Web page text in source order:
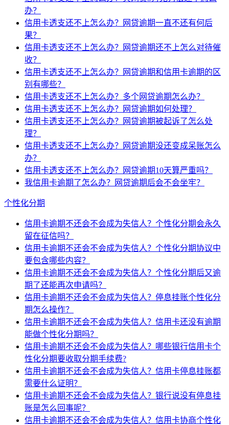
办？
信用卡透支还不上怎么办？网贷逾期一直不还有何后
果？
信用卡透支还不上怎么办？网贷逾期还不上怎么对待催
收？
信用卡透支还不上怎么办？网贷逾期和信用卡逾期的区
别有哪些？
信用卡透支还不上怎么办？多个网贷逾期怎么办？
信用卡透支还不上怎么办？网贷逾期如何处理？
信用卡透支还不上怎么办？网贷逾期被起诉了怎么处
理？
信用卡透支还不上怎么办？网贷逾期没还变成呆账怎么
办？
信用卡透支还不上怎么办？网贷逾期10天算严重吗？
我信用卡逾期了怎么办？网贷逾期后会不会坐牢？
个性化分期
信用卡逾期不还会不会成为失信人？个性化分期会永久
留在征信吗？
信用卡逾期不还会不会成为失信人？个性化分期协议中
要包含哪些内容？
信用卡逾期不还会不会成为失信人？个性化分期后又逾
期了还能再次申请吗？
信用卡逾期不还会不会成为失信人？停息挂账个性化分
期怎么操作？
信用卡逾期不还会不会成为失信人？信用卡还没有逾期
能做个性化分期吗？
信用卡逾期不还会不会成为失信人？哪些银行信用卡个
性化分期要收取分期手续费?
信用卡逾期不还会不会成为失信人？信用卡停息挂账都
需要什么证明？
信用卡逾期不还会不会成为失信人？银行说没有停息挂
账是怎么回事呢？
信用卡逾期不还会不会成为失信人？信用卡协商个性化